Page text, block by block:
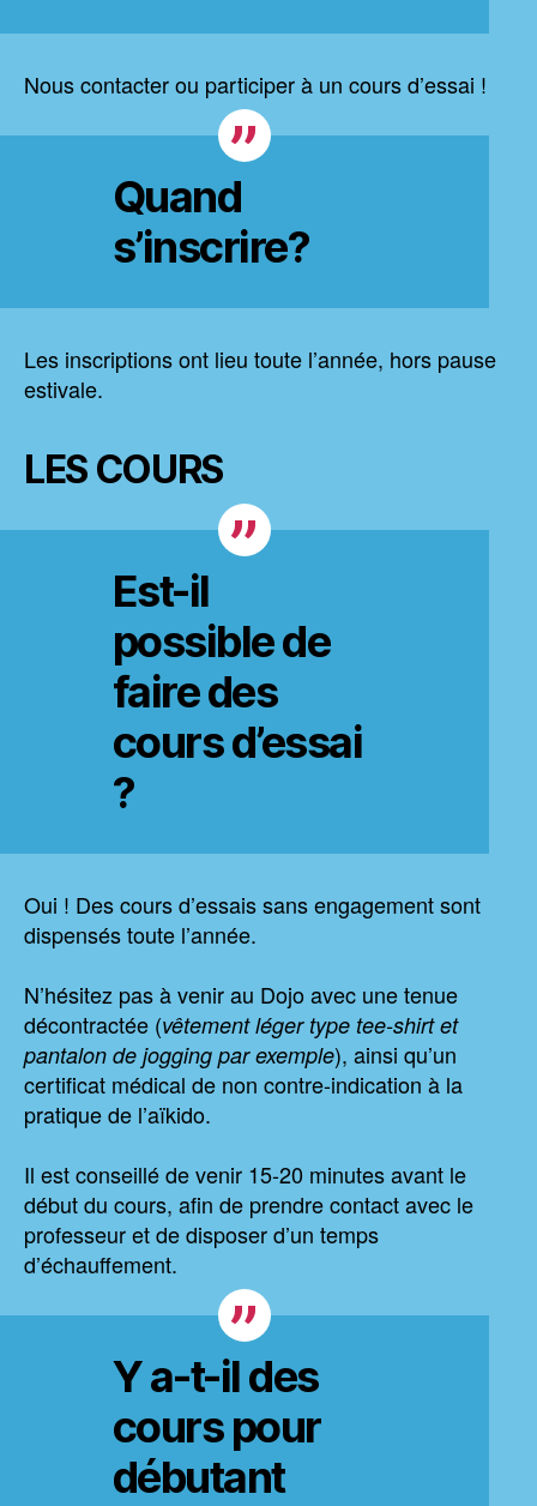
Nous contacter ou participer à un cours d’essai !
Quand
s’inscrire?
Les inscriptions ont lieu toute l’année, hors pause
estivale.
LES COURS
Est-il
possible de
faire des
cours d’essai
?
Oui ! Des cours d’essais sans engagement sont
dispensés toute l’année.
N’hésitez pas à venir au Dojo avec une tenue
décontractée (vêtement léger type tee-shirt et
pantalon de jogging par exemple), ainsi qu’un
certificat médical de non contre-indication à la
pratique de l’aïkido.
Il est conseillé de venir 15-20 minutes avant le
début du cours, afin de prendre contact avec le
professeur et de disposer d’un temps
d’échauffement.
Y a-t-il des
cours pour
débutant